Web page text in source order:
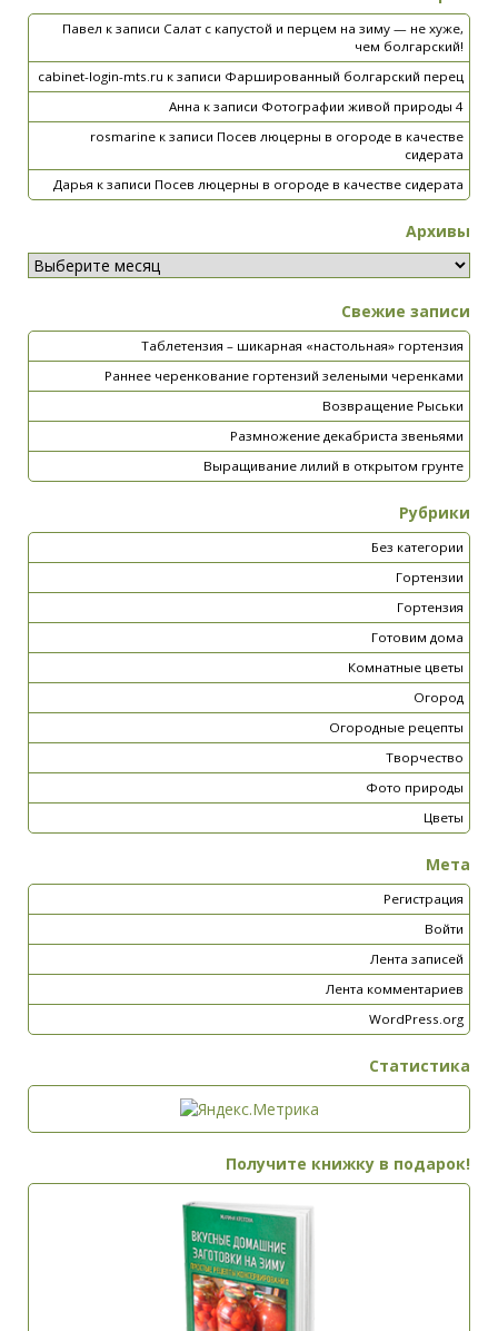
Павел к записи Салат с капустой и перцем на зиму — не хуже,
чем болгарский!
cabinet-login-mts.ru к записи Фаршированный болгарский перец
Анна к записи Фотографии живой природы 4
rosmarine к записи Посев люцерны в огороде в качестве
сидерата
Дарья к записи Посев люцерны в огороде в качестве сидерата
Архивы
Свежие записи
Таблетензия – шикарная «настольная» гортензия
Раннее черенкование гортензий зелеными черенками
Возвращение Рыськи
Размножение декабриста звеньями
Выращивание лилий в открытом грунте
Рубрики
Без категории
Гортензии
Гортензия
Готовим дома
Комнатные цветы
Огород
Огородные рецепты
Творчество
Фото природы
Цветы
Мета
Регистрация
Войти
Лента записей
Лента комментариев
WordPress.org
Статистика
Получите книжку в подарок!